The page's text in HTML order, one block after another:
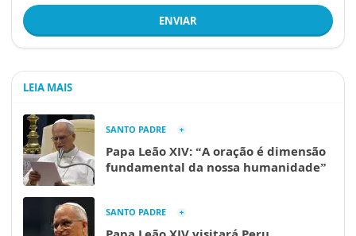
ENVIAR
LEIA MAIS
SANTO PADRE
Papa Leão XIV: “A oração é dimensão
fundamental da nossa humanidade”
SANTO PADRE